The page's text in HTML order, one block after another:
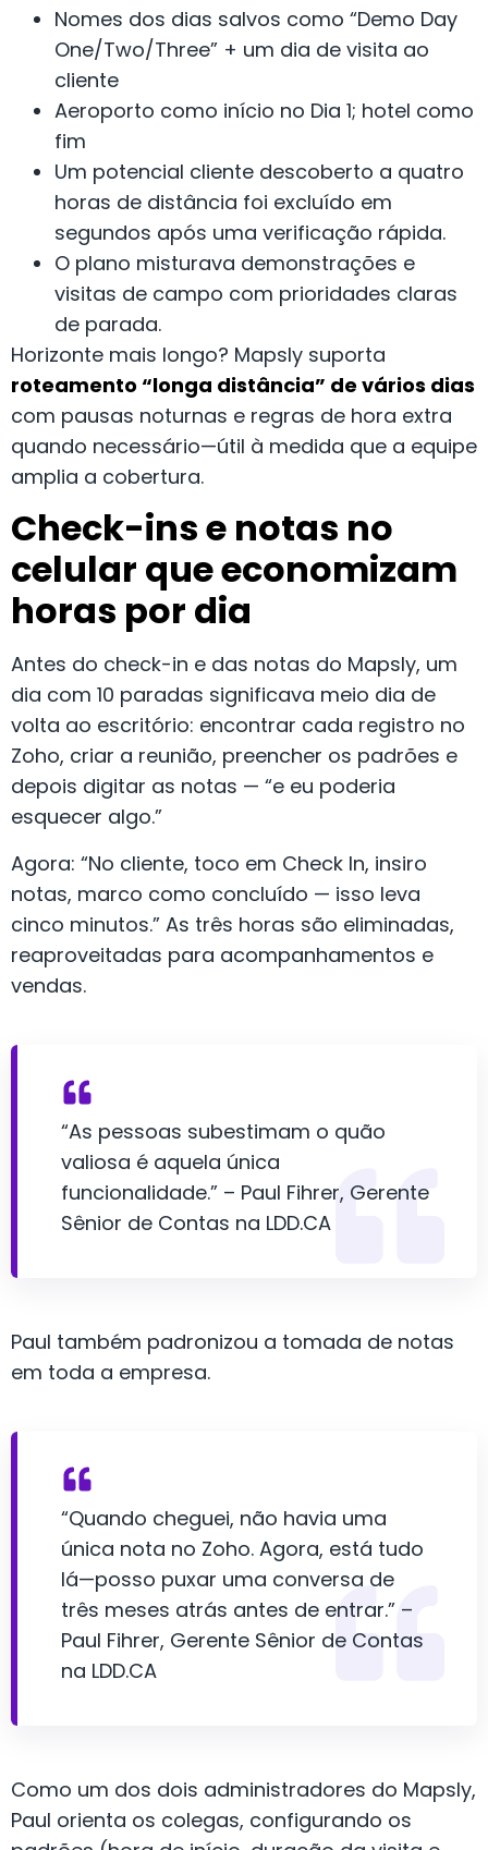
Nomes dos dias salvos como “Demo Day
One/Two/Three” + um dia de visita ao
cliente
Aeroporto como início no Dia 1; hotel como
fim
Um potencial cliente descoberto a quatro
horas de distância foi excluído em
segundos após uma verificação rápida.
O plano misturava demonstrações e
visitas de campo com prioridades claras
de parada.
Horizonte mais longo? Mapsly suporta
roteamento “longa distância” de vários dias
com pausas noturnas e regras de hora extra
quando necessário—útil à medida que a equipe
amplia a cobertura.
Check-ins e notas no
celular que economizam
horas por dia
Antes do check-in e das notas do Mapsly, um
dia com 10 paradas significava meio dia de
volta ao escritório: encontrar cada registro no
Zoho, criar a reunião, preencher os padrões e
depois digitar as notas — “e eu poderia
esquecer algo.”
Agora: “No cliente, toco em Check In, insiro
notas, marco como concluído — isso leva
cinco minutos.” As três horas são eliminadas,
reaproveitadas para acompanhamentos e
vendas.
“As pessoas subestimam o quão
valiosa é aquela única
funcionalidade.” – Paul Fihrer, Gerente
Sênior de Contas na LDD.CA
Paul também padronizou a tomada de notas
em toda a empresa.
“Quando cheguei, não havia uma
única nota no Zoho. Agora, está tudo
lá—posso puxar uma conversa de
três meses atrás antes de entrar.” –
Paul Fihrer, Gerente Sênior de Contas
na LDD.CA
Como um dos dois administradores do Mapsly,
Paul orienta os colegas, configurando os